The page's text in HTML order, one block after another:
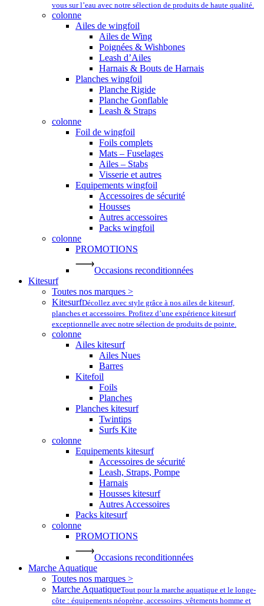
vous sur l’eau avec notre sélection de produits de haute qualité.
colonne
Ailes de wingfoil
Ailes de Wing
Poignées & Wishbones
Leash d’Ailes
Harnais & Bouts de Harnais
Planches wingfoil
Planche Rigide
Planche Gonflable
Leash & Straps
colonne
Foil de wingfoil
Foils complets
Mats – Fuselages
Ailes – Stabs
Visserie et autres
Equipements wingfoil
Accessoires de sécurité
Housses
Autres accessoires
Packs wingfoil
colonne
PROMOTIONS
Occasions reconditionnées
Kitesurf
Toutes nos marques >
KitesurfDécollez avec style grâce à nos ailes de kitesurf,
planches et accessoires. Profitez d’une expérience kitesurf
exceptionnelle avec notre sélection de produits de pointe.
colonne
Ailes kitesurf
Ailes Nues
Barres
Kitefoil
Foils
Planches
Planches kitesurf
Twintips
Surfs Kite
colonne
Equipements kitesurf
Accessoires de sécurité
Leash, Straps, Pompe
Harnais
Housses kitesurf
Autres Accessoires
Packs kitesurf
colonne
PROMOTIONS
Occasions reconditionnées
Marche Aquatique
Toutes nos marques >
Marche AquatiqueTout pour la marche aquatique et le longe-
côte : équipements néoprène, accessoires, vêtements homme et